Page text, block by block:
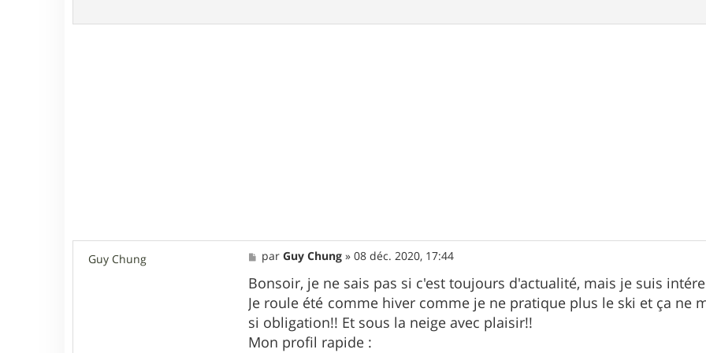
Guy Chung
M
e
s
s
a
g
e
parGuy Chung »08 déc. 2020, 17:44
Bonsoir, je ne sais pas si c'est toujours d'actualité, mais je suis
Je roule été comme hiver comme je ne pratique plus le ski et ça ne
si obligation!! Et sous la neige avec plaisir!!
Mon profil rapide :